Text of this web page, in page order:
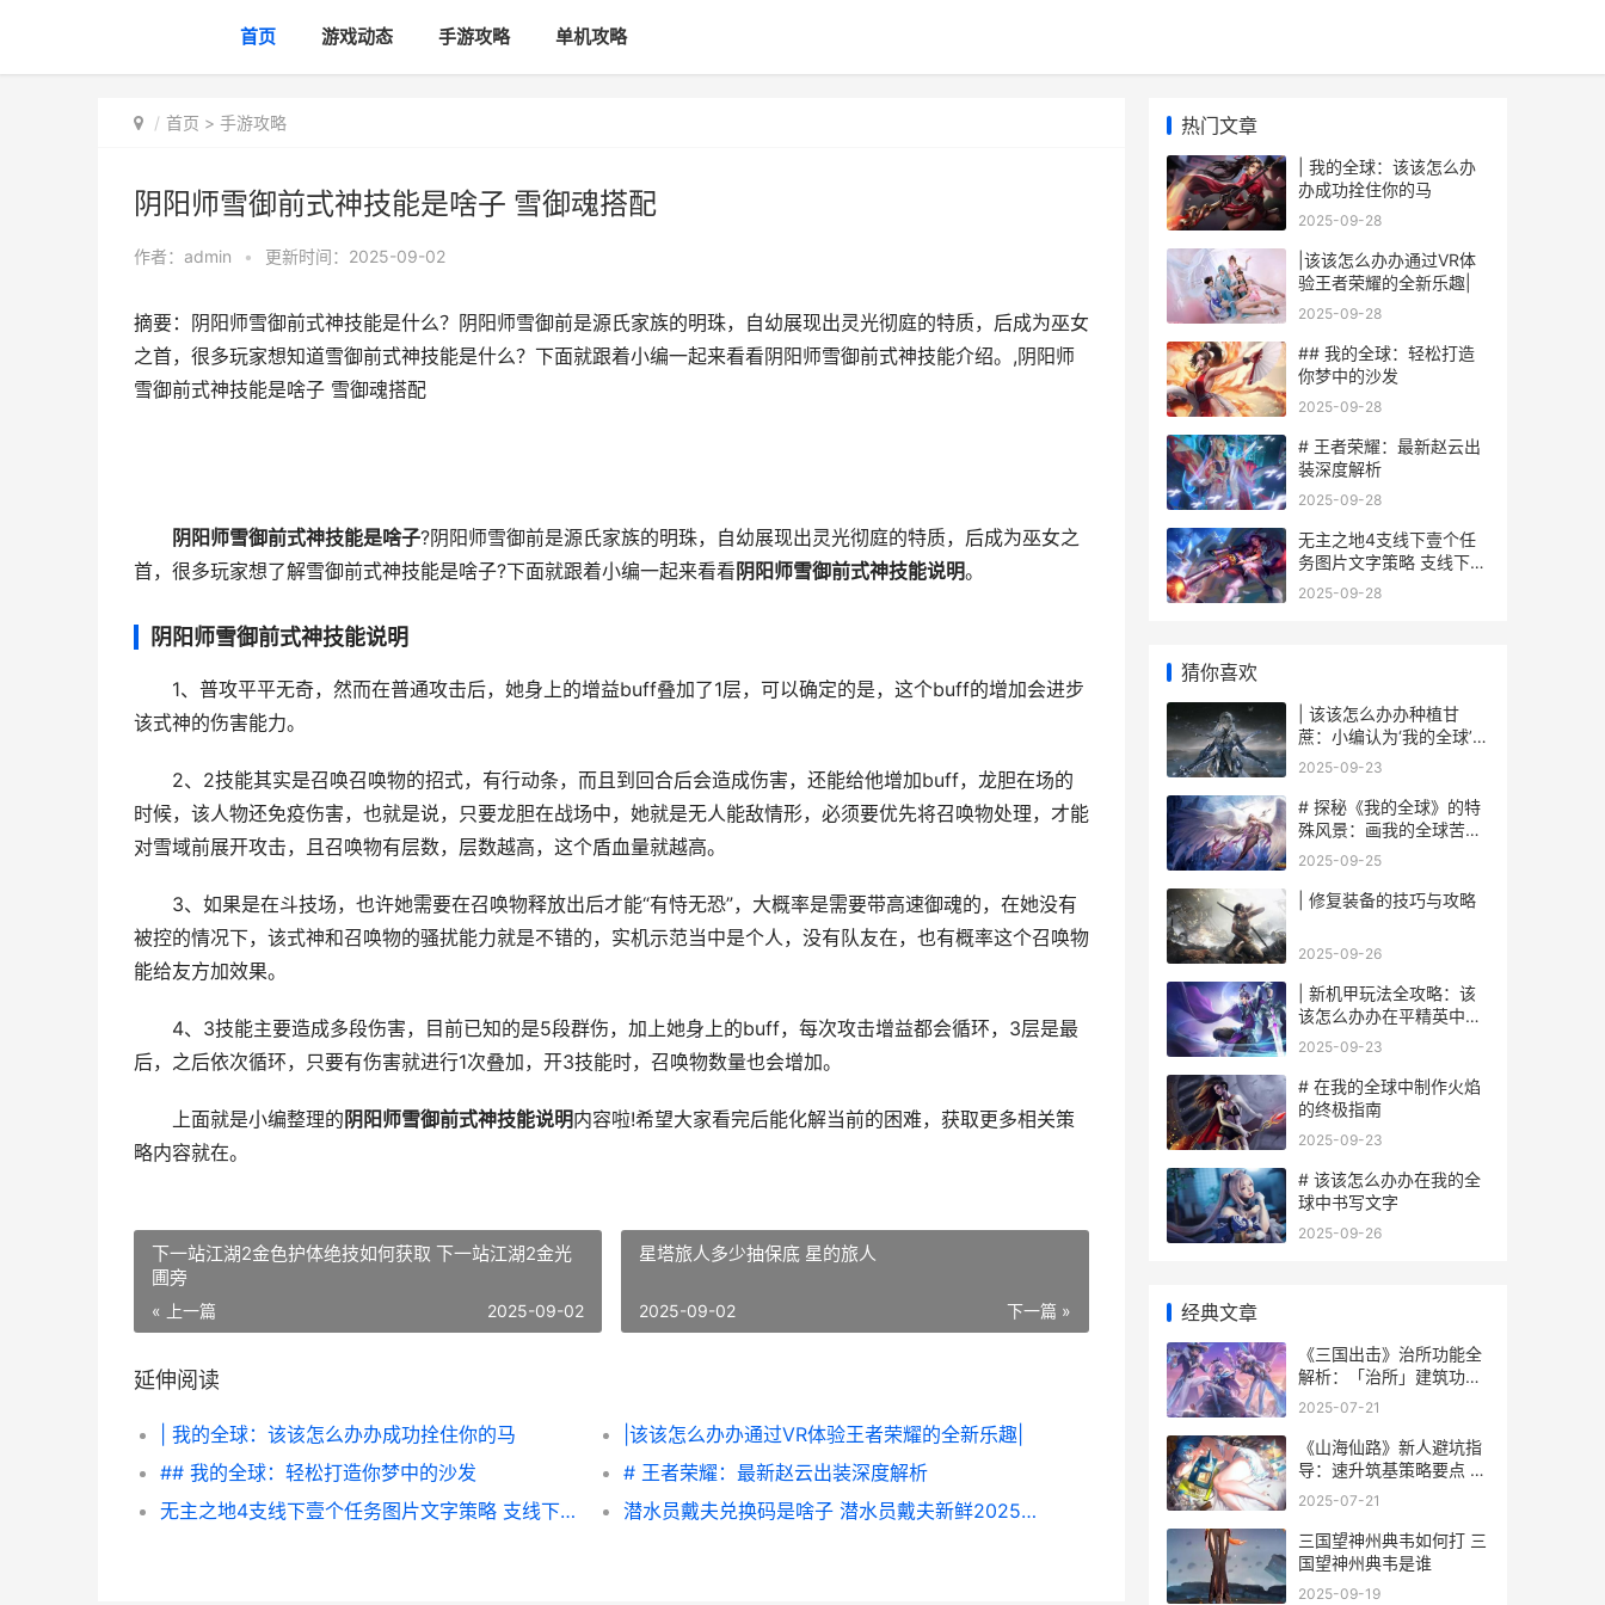
首页 游戏动态 手游攻略 单机攻略
首页 > 手游攻略
阴阳师雪御前式神技能是啥子 雪御魂搭配
作者： admin • 更新时间：2025-09-02
摘要：阴阳师雪御前式神技能是什么？阴阳师雪御前是源氏家族的明珠，自幼展现出灵光彻庭的特质，后成为巫女
之首，很多玩家想知道雪御前式神技能是什么？下面就跟着小编一起来看看阴阳师雪御前式神技能介绍。,阴阳师
雪御前式神技能是啥子 雪御魂搭配
阴阳师雪御前式神技能是啥子?阴阳师雪御前是源氏家族的明珠，自幼展现出灵光彻庭的特质，后成为巫女之
首，很多玩家想了解雪御前式神技能是啥子?下面就跟着小编一起来看看 阴阳师雪御前式神技能说明。
阴阳师雪御前式神技能说明
1、普攻平平无奇，然而在普通攻击后，她身上的增益buff叠加了1层，可以确定的是，这个buff的增加会进步
该式神的伤害能力。
2、2技能其实是召唤召唤物的招式，有行动条，而且到回合后会造成伤害，还能给他增加buff，龙胆在场的
时候，该人物还免疫伤害，也就是说，只要龙胆在战场中，她就是无人能敌情形，必须要优先将召唤物处理，才能
对雪域前展开攻击，且召唤物有层数，层数越高，这个盾血量就越高。
3、如果是在斗技场，也许她需要在召唤物释放出后才能“有恃无恐”，大概率是需要带高速御魂的，在她没有
被控的情况下，该式神和召唤物的骚扰能力就是不错的，实机示范当中是个人，没有队友在，也有概率这个召唤物
能给友方加效果。
4、3技能主要造成多段伤害，目前已知的是5段群伤，加上她身上的buff，每次攻击增益都会循环，3层是最
后，之后依次循环，只要有伤害就进行1次叠加，开3技能时，召唤物数量也会增加。
上面就是小编整理的 阴阳师雪御前式神技能说明内容啦!希望大家看完后能化解当前的困难，获取更多相关策
略内容就在。
下一站江湖2金色护体绝技如何获取 下一站江湖2金光
圃旁
« 上一篇 2025-09-02
星塔旅人多少抽保底 星的旅人
下一篇 »
2025-09-02
延伸阅读
| 我的全球：该该怎么办办成功拴住你的马
|该该怎么办办通过VR体验王者荣耀的全新乐趣|
## 我的全球：轻松打造你梦中的沙发
# 王者荣耀：最新赵云出装深度解析
无主之地4支线下壹个任务图片文字策略 支线下壹个任务如何做 无主之地4支线任务
潜水员戴夫兑换码是啥子 潜水员戴夫新鲜2025兑换码同享 潜水员戴夫兑换吗
热门文章
| 我的全球：该该怎么办
办成功拴住你的马
2025-09-28
|该该怎么办办通过VR体
验王者荣耀的全新乐趣|
2025-09-28
## 我的全球：轻松打造
你梦中的沙发
2025-09-28
# 王者荣耀：最新赵云出
装深度解析
2025-09-28
无主之地4支线下壹个任
务图片文字策略 支线下壹
个任务如何做 无主之地4
2025-09-28
猜你喜欢
| 该该怎么办办种植甘
蔗：小编认为‘我的全球’里
面迈向甜蜜之旅
2025-09-23
# 探秘《我的全球》的特
殊风景：画我的全球苦力
怕
2025-09-25
| 修复装备的技巧与攻略
2025-09-26
| 新机甲玩法全攻略：该
该怎么办办在平精英中战
无不胜
2025-09-23
# 在我的全球中制作火焰
的终极指南
2025-09-23
# 该该怎么办办在我的全
球中书写文字
2025-09-26
经典文章
《三国出击》治所功能全
解析：「治所」建筑功能
作用详细解答 三国出招
2025-07-21
《山海仙路》新人避坑指
导：速升筑基策略要点 山
海仙侠录
2025-07-21
三国望神州典韦如何打 三
国望神州典韦是谁
2025-09-19